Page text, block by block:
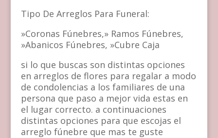
Tipo De Arreglos Para Funeral:
»Coronas Fúnebres,» Ramos Fúnebres,
»Abanicos Fúnebres, »Cubre Caja
si lo que buscas son distintas opciones
en arreglos de flores para regalar a modo
de condolencias a los familiares de una
persona que paso a mejor vida estas en
el lugar correcto. a continuaciones
distintas opciones para que escojas el
arreglo fúnebre que mas te guste